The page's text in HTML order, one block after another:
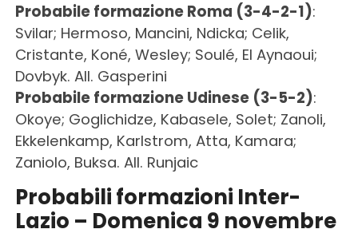
Probabile formazione Roma (3-4-2-1):
Svilar; Hermoso, Mancini, Ndicka; Celik,
Cristante, Koné, Wesley; Soulé, El Aynaoui;
Dovbyk. All. Gasperini
Probabile formazione Udinese (3-5-2):
Okoye; Goglichidze, Kabasele, Solet; Zanoli,
Ekkelenkamp, Karlstrom, Atta, Kamara;
Zaniolo, Buksa. All. Runjaic
Probabili formazioni Inter-
Lazio – Domenica 9 novembre